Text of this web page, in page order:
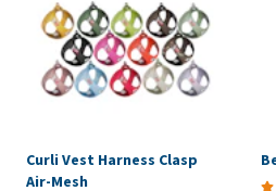
Curli Vest Harness Clasp
Air-Mesh